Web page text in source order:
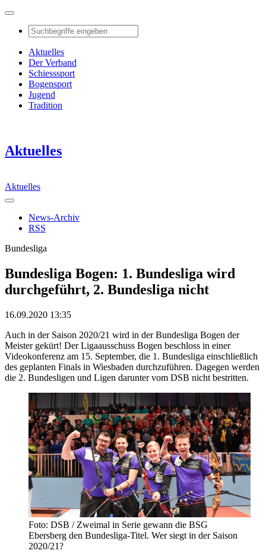
Aktuelles
Der Verband
Schiesssport
Bogensport
Jugend
Tradition
Aktuelles
Aktuelles
News-Archiv
RSS
Bundesliga
Bundesliga Bogen: 1. Bundesliga wird
durchgeführt, 2. Bundesliga nicht
16.09.2020 13:35
Auch in der Saison 2020/21 wird in der Bundesliga Bogen der
Meister gekürt! Der Ligaausschuss Bogen beschloss in einer
Videokonferenz am 15. September, die 1. Bundesliga einschließlich
des geplanten Finals in Wiesbaden durchzuführen. Dagegen werden
die 2. Bundesligen und Ligen darunter vom DSB nicht bestritten.
Foto: DSB / Zweimal in Serie gewann die BSG
Ebersberg den Bundesliga-Titel. Wer siegt in der Saison
2020/21?